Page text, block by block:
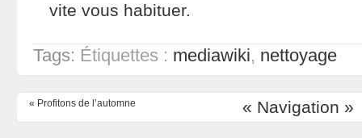
vite vous habituer.
Tags: Étiquettes : mediawiki, nettoyage
« Profitons de l’automne « Navigation »